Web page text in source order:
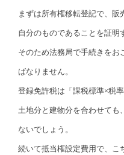
まずは所有権移転登記で、
自分のものであることを証明
そのため法務局で手続きをお
ばなりません。
登録免許税は「課税標準×税
土地分と建物分を合わせても
ないでしょう。
続いて抵当権設定費用で、こ